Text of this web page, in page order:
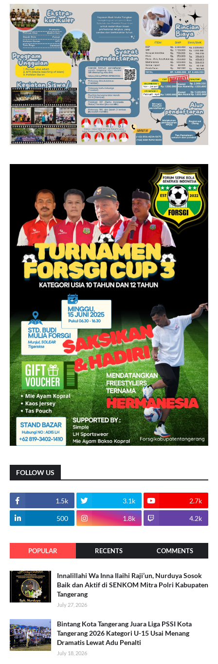
FOLLOW US
1.5k 3.1k 2.7k
500 1.8k 4.2k
POPULAR RECENTS COMMENTS
Innalillahi Wa Inna Ilaihi Raji’un, Nurduya Sosok
Baik dan Aktif di SENKOM Mitra Polri Kabupaten
Tangerang
July 27, 2026
Bintang Kota Tangerang Juara Liga PSSI Kota
Tangerang 2026 Kategori U-15 Usai Menang
Dramatis Lewat Adu Penalti
July 18, 2026